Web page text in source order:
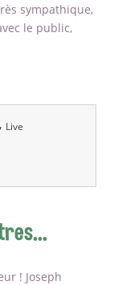
sympathique,
le public,
Live
! Joseph